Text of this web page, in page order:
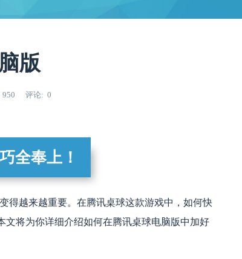
版
950 评论 0
全奉上！
得越来越重要。在腾讯桌球这款游戏中，如何快
文将为你详细介绍如何在腾讯桌球电脑版中加好